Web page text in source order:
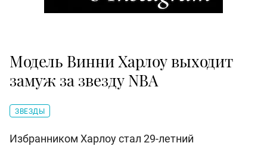
Модель Винни Харлоу выходит
замуж за звезду NBA
ЗВЕЗДЫ
Избранником Харлоу стал 29-летний